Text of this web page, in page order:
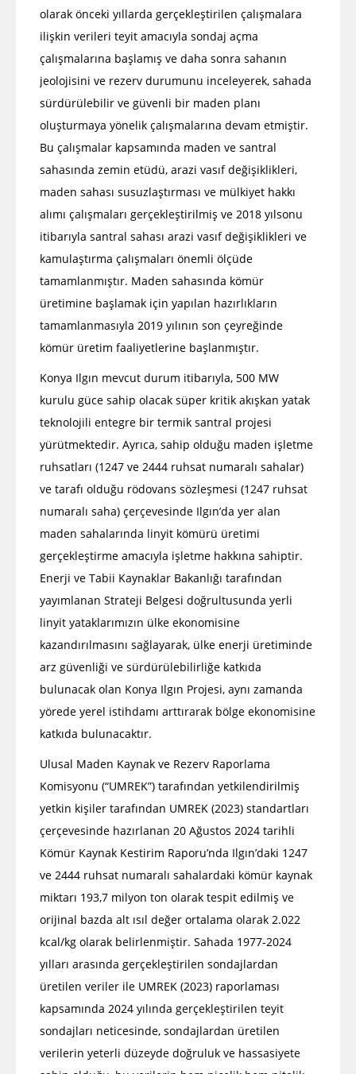
olarak önceki yıllarda gerçekleştirilen çalışmalara
ilişkin verileri teyit amacıyla sondaj açma
çalışmalarına başlamış ve daha sonra sahanın
jeolojisini ve rezerv durumunu inceleyerek, sahada
sürdürülebilir ve güvenli bir maden planı
oluşturmaya yönelik çalışmalarına devam etmiştir.
Bu çalışmalar kapsamında maden ve santral
sahasında zemin etüdü, arazi vasıf değişiklikleri,
maden sahası susuzlaştırması ve mülkiyet hakkı
alımı çalışmaları gerçekleştirilmiş ve 2018 yılsonu
itibarıyla santral sahası arazi vasıf değişiklikleri ve
kamulaştırma çalışmaları önemli ölçüde
tamamlanmıştır. Maden sahasında kömür
üretimine başlamak için yapılan hazırlıkların
tamamlanmasıyla 2019 yılının son çeyreğinde
kömür üretim faaliyetlerine başlanmıştır.
Konya Ilgın mevcut durum itibarıyla, 500 MW
kurulu güce sahip olacak süper kritik akışkan yatak
teknolojili entegre bir termik santral projesi
yürütmektedir. Ayrıca, sahip olduğu maden işletme
ruhsatları (1247 ve 2444 ruhsat numaralı sahalar)
ve tarafı olduğu rödovans sözleşmesi (1247 ruhsat
numaralı saha) çerçevesinde Ilgın’da yer alan
maden sahalarında linyit kömürü üretimi
gerçekleştirme amacıyla işletme hakkına sahiptir.
Enerji ve Tabii Kaynaklar Bakanlığı tarafından
yayımlanan Strateji Belgesi doğrultusunda yerli
linyit yataklarımızın ülke ekonomisine
kazandırılmasını sağlayarak, ülke enerji üretiminde
arz güvenliği ve sürdürülebilirliğe katkıda
bulunacak olan Konya Ilgın Projesi, aynı zamanda
yörede yerel istihdamı arttırarak bölge ekonomisine
katkıda bulunacaktır.
Ulusal Maden Kaynak ve Rezerv Raporlama
Komisyonu (“UMREK”) tarafından yetkilendirilmiş
yetkin kişiler tarafından UMREK (2023) standartları
çerçevesinde hazırlanan 20 Ağustos 2024 tarihli
Kömür Kaynak Kestirim Raporu’nda Ilgın’daki 1247
ve 2444 ruhsat numaralı sahalardaki kömür kaynak
miktarı 193,7 milyon ton olarak tespit edilmiş ve
orijinal bazda alt ısıl değer ortalama olarak 2.022
kcal/kg olarak belirlenmiştir. Sahada 1977-2024
yılları arasında gerçekleştirilen sondajlardan
üretilen veriler ile UMREK (2023) raporlaması
kapsamında 2024 yılında gerçekleştirilen teyit
sondajları neticesinde, sondajlardan üretilen
verilerin yeterli düzeyde doğruluk ve hassasiyete